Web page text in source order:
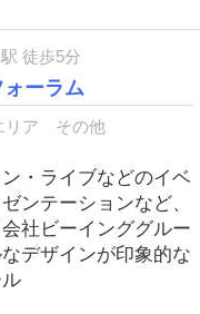
徒歩5分
ーラム
リア その他
・ライブなどのイベ
ンテーションなど、
社ビーインググルー
デザインが印象的な